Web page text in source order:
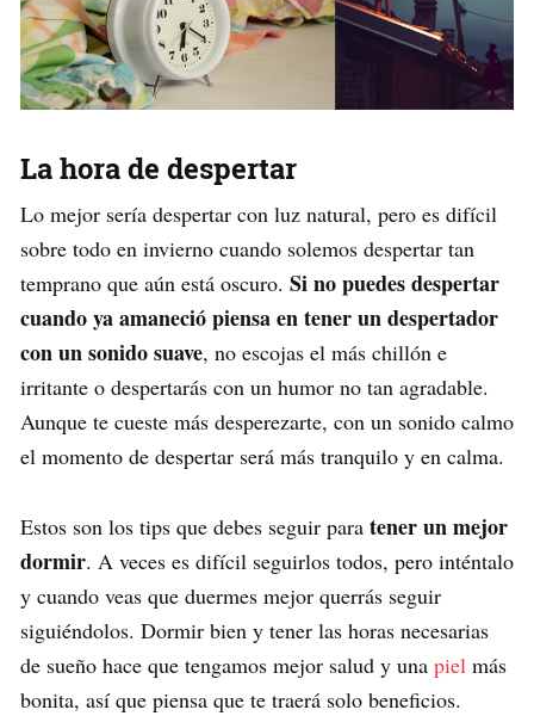
La hora de despertar
Lo mejor sería despertar con luz natural, pero es difícil
sobre todo en invierno cuando solemos despertar tan
temprano que aún está oscuro. Si no puedes despertar
cuando ya amaneció piensa en tener un despertador
con un sonido suave, no escojas el más chillón e
irritante o despertarás con un humor no tan agradable.
Aunque te cueste más desperezarte, con un sonido calmo
el momento de despertar será más tranquilo y en calma.
Estos son los tips que debes seguir para tener un mejor
dormir. A veces es difícil seguirlos todos, pero inténtalo
y cuando veas que duermes mejor querrás seguir
siguiéndolos. Dormir bien y tener las horas necesarias
de sueño hace que tengamos mejor salud y una piel más
bonita, así que piensa que te traerá solo beneficios.